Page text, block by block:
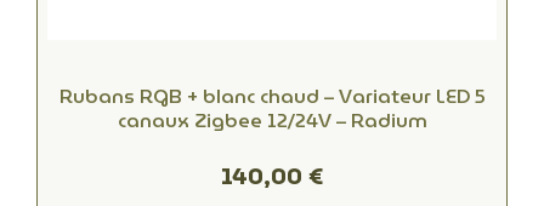
Rubans RGB + blanc chaud – Variateur LED 5
canaux Zigbee 12/24V – Radium
140,00 €